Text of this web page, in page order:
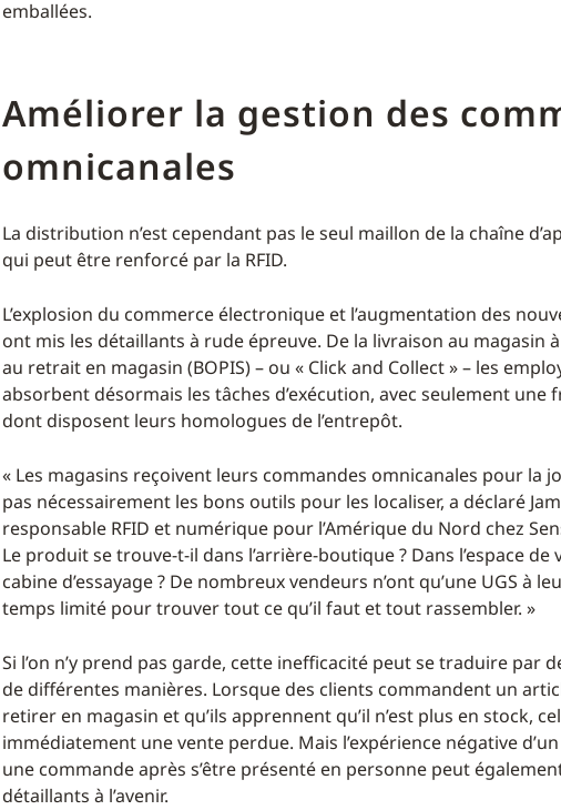
emballées.
Améliorer la gestion des
omnicanales
La distribution n’est cependant pas le seul maillon de la chaîne
qui peut être renforcé par la RFID.
L’explosion du commerce électronique et l’augmentation des
ont mis les détaillants à rude épreuve. De la livraison au magasin
au retrait en magasin (BOPIS) – ou « Click and Collect » – les
absorbent désormais les tâches d’exécution, avec seulement une
dont disposent leurs homologues de l’entrepôt.
« Les magasins reçoivent leurs commandes omnicanales pour la
pas nécessairement les bons outils pour les localiser, a déclaré
responsable RFID et numérique pour l’Amérique du Nord chez
Le produit se trouve-t-il dans l’arrière-boutique ? Dans l’espace de
cabine d’essayage ? De nombreux vendeurs n’ont qu’une UGS à
temps limité pour trouver tout ce qu’il faut et tout rassembler. »
Si l’on n’y prend pas garde, cette inefficacité peut se traduire par
de différentes manières. Lorsque des clients commandent un
retirer en magasin et qu’ils apprennent qu’il n’est plus en stock,
immédiatement une vente perdue. Mais l’expérience négative
une commande après s’être présenté en personne peut
détaillants à l’avenir.